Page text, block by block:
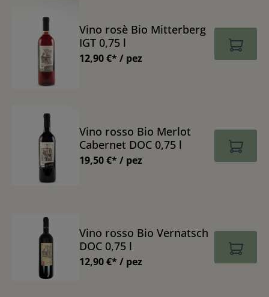
Vino rosè Bio Mitterberg
IGT 0,75 l
12,90 €* / pez
Vino rosso Bio Merlot
Cabernet DOC 0,75 l
19,50 €* / pez
Vino rosso Bio Vernatsch
DOC 0,75 l
12,90 €* / pez